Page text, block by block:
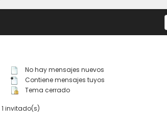
No hay mensajes nuevos
Contiene mensajes tuyos
Tema cerrado
invitado(s)